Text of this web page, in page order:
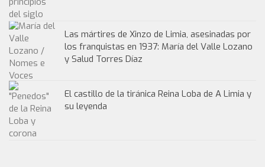
Las mártires de Xinzo de Limia, asesinadas por
los franquistas en 1937: María del Valle Lozano
y Salud Torres Díaz
El castillo de la tiránica Reina Loba de A Limia y
su leyenda